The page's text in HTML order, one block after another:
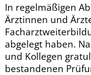
In regelmäßigen
Ärztinnen und
abgelegt haben.
und Kollegen
bestandenen